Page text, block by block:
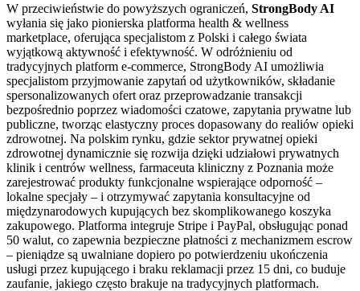
W przeciwieństwie do powyższych ograniczeń, StrongBody AI
wyłania się jako pionierska platforma health & wellness
marketplace, oferująca specjalistom z Polski i całego świata
wyjątkową aktywność i efektywność. W odróżnieniu od
tradycyjnych platform e-commerce, StrongBody AI umożliwia
specjalistom przyjmowanie zapytań od użytkowników, składanie
spersonalizowanych ofert oraz przeprowadzanie transakcji
bezpośrednio poprzez wiadomości czatowe, zapytania prywatne lub
publiczne, tworząc elastyczny proces dopasowany do realiów opieki
zdrowotnej. Na polskim rynku, gdzie sektor prywatnej opieki
zdrowotnej dynamicznie się rozwija dzięki udziałowi prywatnych
klinik i centrów wellness, farmaceuta kliniczny z Poznania może
zarejestrować produkty funkcjonalne wspierające odporność –
lokalne specjały – i otrzymywać zapytania konsultacyjne od
międzynarodowych kupujących bez skomplikowanego koszyka
zakupowego. Platforma integruje Stripe i PayPal, obsługując ponad
50 walut, co zapewnia bezpieczne płatności z mechanizmem escrow
– pieniądze są uwalniane dopiero po potwierdzeniu ukończenia
usługi przez kupującego i braku reklamacji przez 15 dni, co buduje
zaufanie, jakiego często brakuje na tradycyjnych platformach.